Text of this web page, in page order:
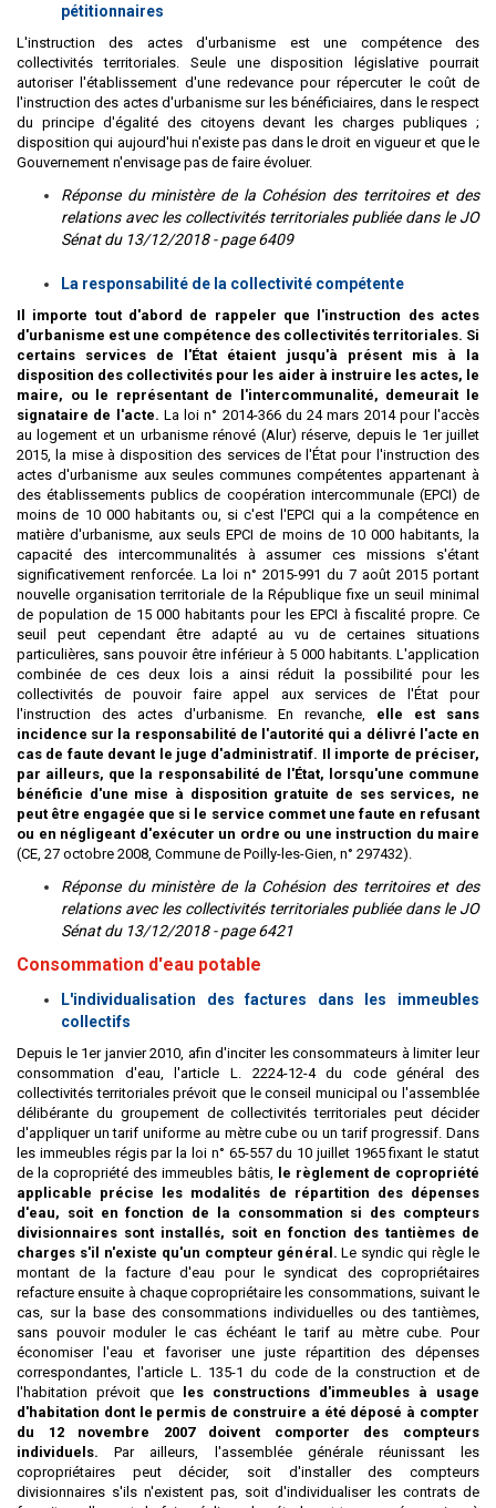
pétitionnaires
L'instruction des actes d'urbanisme est une compétence des
collectivités territoriales. Seule une disposition législative pourrait
autoriser l'établissement d'une redevance pour répercuter le coût de
l'instruction des actes d'urbanisme sur les bénéficiaires, dans le respect
du principe d'égalité des citoyens devant les charges publiques ;
disposition qui aujourd'hui n'existe pas dans le droit en vigueur et que le
Gouvernement n'envisage pas de faire évoluer.
Réponse du ministère de la Cohésion des territoires et des
relations avec les collectivités territoriales publiée dans le JO
Sénat du 13/12/2018 - page 6409
La responsabilité de la collectivité compétente
Il importe tout d'abord de rappeler que l'instruction des actes
d'urbanisme est une compétence des collectivités territoriales. Si
certains services de l'État étaient jusqu'à présent mis à la
disposition des collectivités pour les aider à instruire les actes, le
maire, ou le représentant de l'intercommunalité, demeurait le
signataire de l'acte. La loi n° 2014-366 du 24 mars 2014 pour l'accès
au logement et un urbanisme rénové (Alur) réserve, depuis le 1er juillet
2015, la mise à disposition des services de l'État pour l'instruction des
actes d'urbanisme aux seules communes compétentes appartenant à
des établissements publics de coopération intercommunale (EPCI) de
moins de 10 000 habitants ou, si c'est l'EPCI qui a la compétence en
matière d'urbanisme, aux seuls EPCI de moins de 10 000 habitants, la
capacité des intercommunalités à assumer ces missions s'étant
significativement renforcée. La loi n° 2015-991 du 7 août 2015 portant
nouvelle organisation territoriale de la République fixe un seuil minimal
de population de 15 000 habitants pour les EPCI à fiscalité propre. Ce
seuil peut cependant être adapté au vu de certaines situations
particulières, sans pouvoir être inférieur à 5 000 habitants. L'application
combinée de ces deux lois a ainsi réduit la possibilité pour les
collectivités de pouvoir faire appel aux services de l'État pour
l'instruction des actes d'urbanisme. En revanche, elle est sans
incidence sur la responsabilité de l'autorité qui a délivré l'acte en
cas de faute devant le juge d'administratif. Il importe de préciser,
par ailleurs, que la responsabilité de l'État, lorsqu'une commune
bénéficie d'une mise à disposition gratuite de ses services, ne
peut être engagée que si le service commet une faute en refusant
ou en négligeant d'exécuter un ordre ou une instruction du maire
(CE, 27 octobre 2008, Commune de Poilly-les-Gien, n° 297432).
Réponse du ministère de la Cohésion des territoires et des
relations avec les collectivités territoriales publiée dans le JO
Sénat du 13/12/2018 - page 6421
Consommation d'eau potable
L'individualisation des factures dans les immeubles
collectifs
Depuis le 1er janvier 2010, afin d'inciter les consommateurs à limiter leur
consommation d'eau, l'article L. 2224-12-4 du code général des
collectivités territoriales prévoit que le conseil municipal ou l'assemblée
délibérante du groupement de collectivités territoriales peut décider
d'appliquer un tarif uniforme au mètre cube ou un tarif progressif. Dans
les immeubles régis par la loi n° 65-557 du 10 juillet 1965 fixant le statut
de la copropriété des immeubles bâtis, le règlement de copropriété
applicable précise les modalités de répartition des dépenses
d'eau, soit en fonction de la consommation si des compteurs
divisionnaires sont installés, soit en fonction des tantièmes de
charges s'il n'existe qu'un compteur général. Le syndic qui règle le
montant de la facture d'eau pour le syndicat des copropriétaires
refacture ensuite à chaque copropriétaire les consommations, suivant le
cas, sur la base des consommations individuelles ou des tantièmes,
sans pouvoir moduler le cas échéant le tarif au mètre cube. Pour
économiser l'eau et favoriser une juste répartition des dépenses
correspondantes, l'article L. 135-1 du code de la construction et de
l'habitation prévoit que
les constructions d'immeubles à usage
d'habitation dont le permis de construire a été déposé à compter
du 12 novembre 2007 doivent comporter des compteurs
individuels. Par ailleurs, l'assemblée générale réunissant les
copropriétaires peut décider, soit d'installer des compteurs
divisionnaires s'ils n'existent pas, soit d'individualiser les contrats de